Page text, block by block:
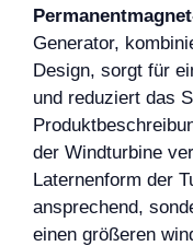
Generator,
Design, sorgt für
und reduziert das
der Windturbine
Laternenform der
ansprechend,
einen größeren